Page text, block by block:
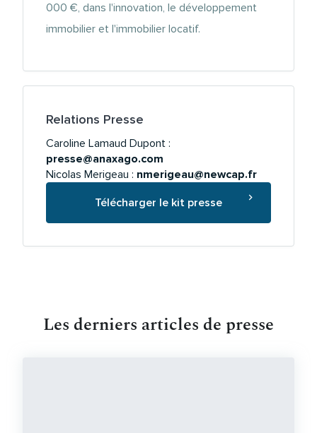
000 €, dans l'innovation, le développement
immobilier et l'immobilier locatif.
Relations Presse
Caroline Lamaud Dupont :
presse@anaxago.com
Nicolas Merigeau : nmerigeau@newcap.fr
Télécharger le kit presse
Les derniers articles de presse